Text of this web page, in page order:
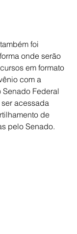
foi
onde serão
em formato
com a
Senado Federal
acessada
de
pelo Senado.